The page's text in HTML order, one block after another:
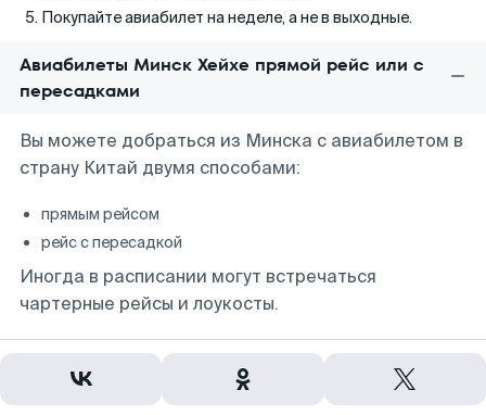
Покупайте авиабилет на неделе, а не в выходные.
Авиабилеты Минск Хейхе прямой рейс или с
пересадками
Вы можете добраться из Минска с авиабилетом в
страну Китай двумя способами:
прямым рейсом
рейс с пересадкой
Иногда в расписании могут встречаться
чартерные рейсы и лоукосты.